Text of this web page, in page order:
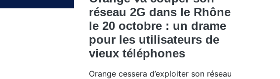
réseau 2G dans le Rhône
le 20 octobre : un drame
pour les utilisateurs de
vieux téléphones
Orange cessera d’exploiter son réseau